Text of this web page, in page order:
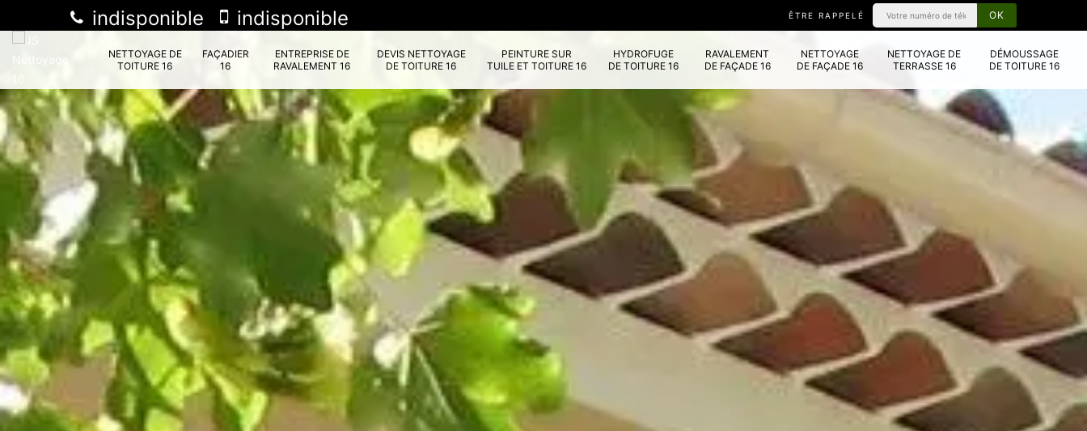
indisponible indisponible ÊTRE RAPPELÉ
NETTOYAGE DE
TOITURE 16
FAÇADIER
16
ENTREPRISE DE
RAVALEMENT 16
DEVIS NETTOYAGE
DE TOITURE 16
PEINTURE SUR
TUILE ET TOITURE 16
HYDROFUGE
DE TOITURE 16
RAVALEMENT
DE FAÇADE 16
NETTOYAGE
DE FAÇADE 16
NETTOYAGE DE
TERRASSE 16
DÉMOUSSAGE
DE TOITURE 16